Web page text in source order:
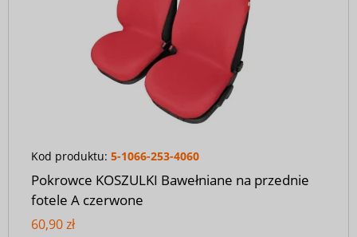
Kod produktu: 5-1066-253-4060
Pokrowce KOSZULKI Bawełniane na przednie
fotele A czerwone
60,90 zł